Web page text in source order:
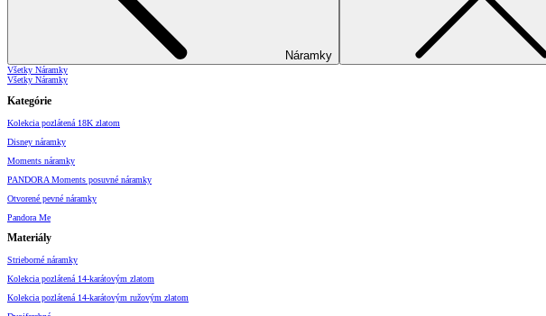
Náramky
Všetky Náramky
Všetky Náramky
Kategórie
Kolekcia pozlátená 18K zlatom
Disney náramky
Moments náramky
PANDORA Moments posuvné náramky
Otvorené pevné náramky
Pandora Me
Materiály
Strieborné náramky
Kolekcia pozlátená 14-karátovým zlatom
Kolekcia pozlátená 14-karátovým ružovým zlatom